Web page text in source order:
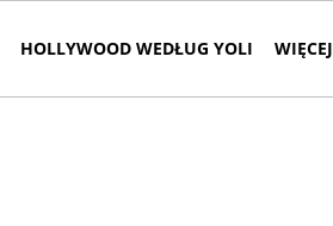
HOLLYWOOD WEDŁUG YOLI WIĘCEJ